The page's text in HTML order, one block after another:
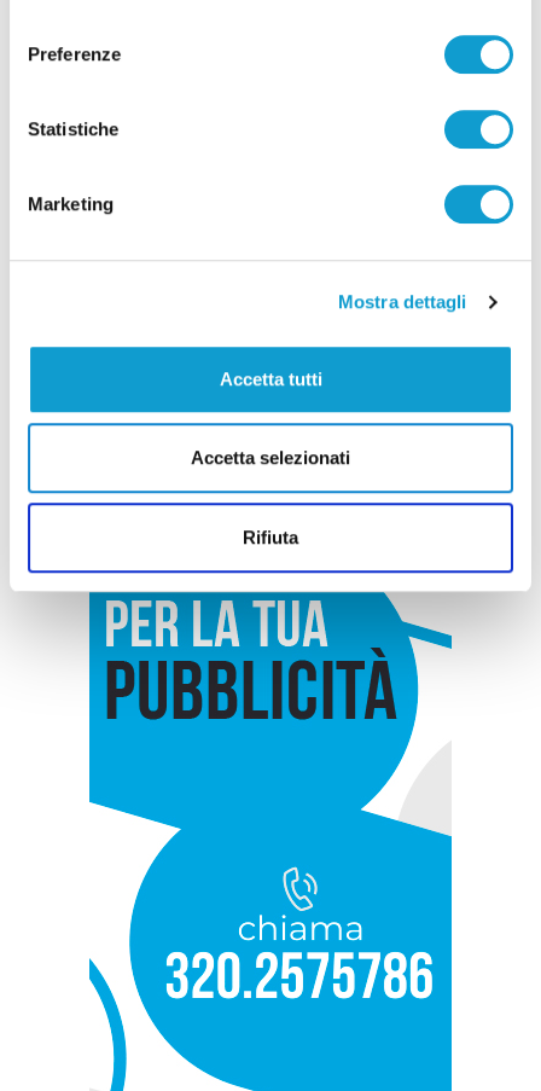
Preferenze
Statistiche
Marketing
Mostra dettagli
Accetta tutti
Accetta selezionati
Rifiuta
dell’assessore Antonini per la pesca dei
Pubblicità